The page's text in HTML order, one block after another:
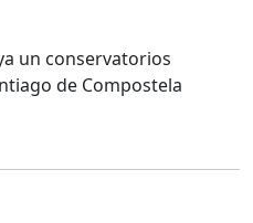
un conservatorios
de Compostela